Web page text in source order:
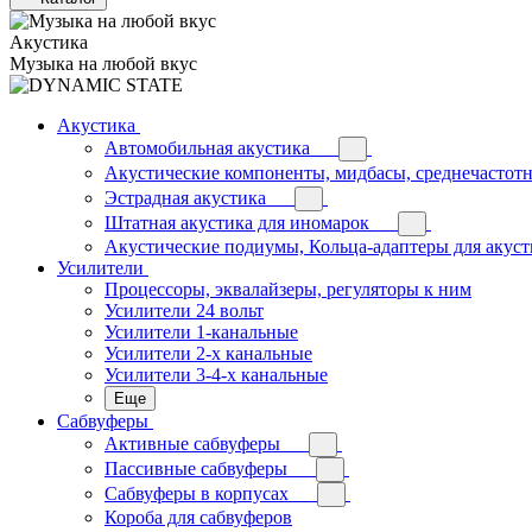
Акустика
Музыка на любой вкус
Акустика
Автомобильная акустика
Акустические компоненты, мидбасы,
Эстрадная акустика
Штатная акустика для иномарок
Акустические подиумы, Кольца-адаптеры для
Усилители
Процессоры, эквалайзеры, регуляторы к ним
Усилители 24 вольт
Усилители 1-канальные
Усилители 2-х канальные
Усилители 3-4-х канальные
Еще
Сабвуферы
Активные сабвуферы
Пассивные сабвуферы
Сабвуферы в корпусах
Короба для сабвуферов